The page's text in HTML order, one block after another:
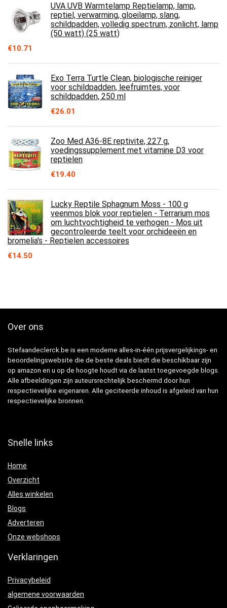
UVA UVB Warmtelamp Reptielamp, lamp,
reptiel, verwarming, gloeilamp, slang,
schildpadden, volledig spectrum, zonlicht, lamp
(50 watt) (25 watt)
€10.71
Exo Terra Turtle Clean, biologische reiniger
voor schildpadden, leefruimtes, voor
schildpadden, 250 ml
€26.01
Zoo Med A36-8E reptivite, 227 g,
voedingssupplement met vitamine D3 voor
reptielen
€19.40
Lucky Reptile Sphagnum Moss - 100 g
veenmos blok voor reptielen - Terrarium mos
om luchtvochtigheid te verhogen - Mos uit
gecontroleerde teelt voor orchideeën en
bromelia's - Reptielen accessoires
€14.50
Over ons
Stefaandeclerck.be is een moderne alles-in-één prijsvergelijkings- en
beoordelingswebsite die de beste deals biedt die beschikbaar zijn
op amazon en u op de hoogte houdt via de laatst toegevoegde blogs.
Alle afbeeldingen zijn auteursrechtelijk beschermd door hun
respectievelijke eigenaren. Alle geciteerde inhoud is afgeleid van hun
respectievelijke bronnen.
Snelle links
Home
Overzicht
Alles winkelen
Blogs
Adverteren
Onze webshops
Verklaringen
Privacybeleid
algemene voorwaarden